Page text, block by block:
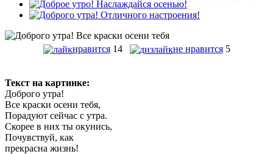
нравится 14 не нравится 5
Текст на картинке:
Доброго утра!
Все краски осени тебя,
Порадуют сейчас с утра.
Скорее в них ты окунись,
Почувствуй, как
прекрасна жизнь!